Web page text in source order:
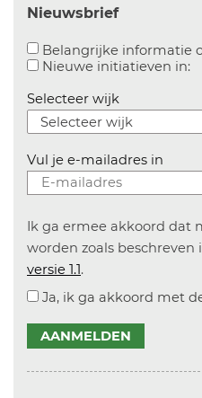
Nieuwsbrief
Belangrijke informatie
Nieuwe initiatieven in:
Selecteer wijk
Vul je e-mailadres in
Ik ga ermee akkoord dat
worden zoals beschreven
versie 1.1.
Ja, ik ga akkoord met
AANMELDEN